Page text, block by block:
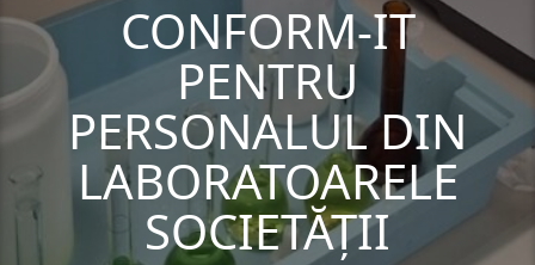
CONFORM-IT
PENTRU
PERSONALUL DIN
LABORATOARELE
SOCIETĂȚII